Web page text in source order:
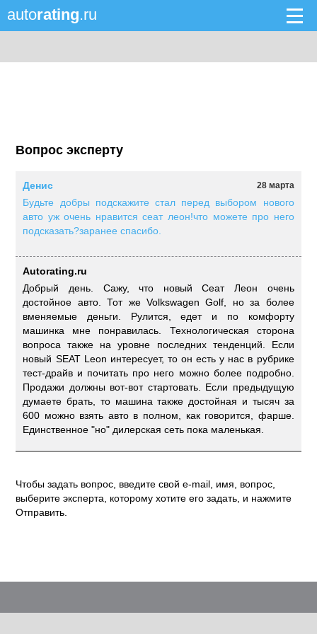
autorating.ru
Вопрос эксперту
28 марта
Денис
Будьте добры подскажите стал перед выбором нового
авто уж очень нравится сеат леон!что можете про него
подсказать?заранее спасибо.
Autorating.ru
Добрый день. Сажу, что новый Сеат Леон очень
достойное авто. Тот же Volkswagen Golf, но за более
вменяемые деньги. Рулится, едет и по комфорту
машинка мне понравилась. Технологическая сторона
вопроса также на уровне последних тенденций. Если
новый SEAT Leon интересует, то он есть у нас в рубрике
тест-драйв и почитать про него можно более подробно.
Продажи должны вот-вот стартовать. Если предыдущую
думаете брать, то машина также достойная и тысяч за
600 можно взять авто в полном, как говорится, фарше.
Единственное "но" дилерская сеть пока маленькая.
Чтобы задать вопрос, введите свой e-mail, имя, вопрос,
выберите эксперта, которому хотите его задать, и нажмите
Отправить.